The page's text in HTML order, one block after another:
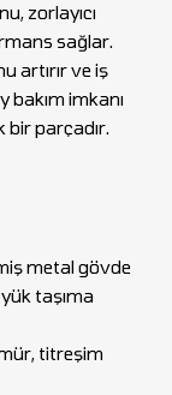
zorlayıcı
sağlar.
artırır ve iş
imkanı
bir parçadır.
metal gövde
taşıma
titreşim